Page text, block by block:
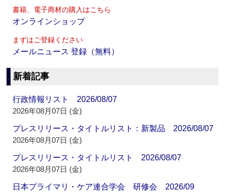
書籍、電子商材の購入はこちら
オンラインショップ
まずはご登録ください
メールニュース 登録（無料）
新着記事
行政情報リスト 2026/08/07
2026年08月07日 (金)
プレスリリース・タイトルリスト：新製品 2026/08/07
2026年08月07日 (金)
プレスリリース・タイトルリスト 2026/08/07
2026年08月07日 (金)
日本プライマリ・ケア連合学会 研修会 2026/09